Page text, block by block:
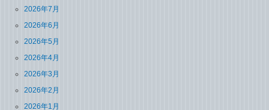
2026年7月
2026年6月
2026年5月
2026年4月
2026年3月
2026年2月
2026年1月